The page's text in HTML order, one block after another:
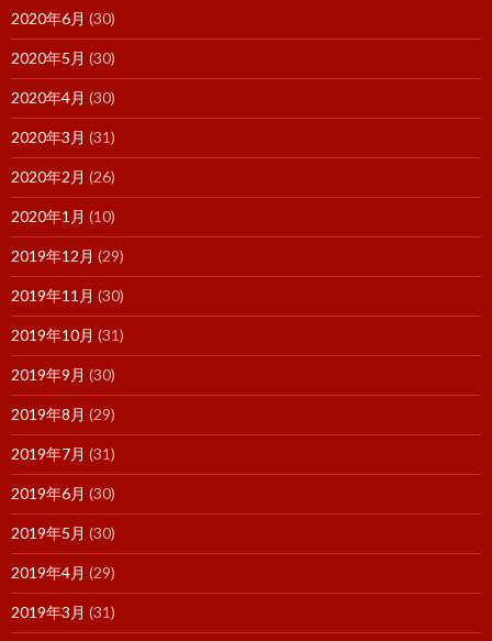
2020年6月 (30)
2020年5月 (30)
2020年4月 (30)
2020年3月 (31)
2020年2月 (26)
2020年1月 (10)
2019年12月 (29)
2019年11月 (30)
2019年10月 (31)
2019年9月 (30)
2019年8月 (29)
2019年7月 (31)
2019年6月 (30)
2019年5月 (30)
2019年4月 (29)
2019年3月 (31)